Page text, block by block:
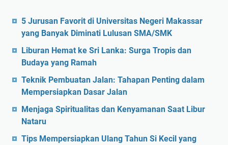
5 Jurusan Favorit di Universitas Negeri Makassar
yang Banyak Diminati Lulusan SMA/SMK
Liburan Hemat ke Sri Lanka: Surga Tropis dan
Budaya yang Ramah
Teknik Pembuatan Jalan: Tahapan Penting dalam
Mempersiapkan Dasar Jalan
Menjaga Spiritualitas dan Kenyamanan Saat Libur
Nataru
Tips Mempersiapkan Ulang Tahun Si Kecil yang